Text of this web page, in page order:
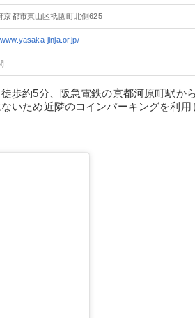
京都市東山区祇園町北側625
jinja.or.jp/
歩約5分、阪急電鉄の京都河原町駅か
いため近隣のコインパーキングを利用